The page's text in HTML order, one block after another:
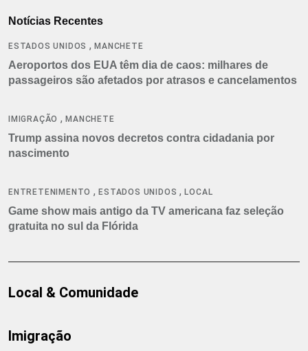
Notícias Recentes
ESTADOS UNIDOS ,MANCHETE
Aeroportos dos EUA têm dia de caos: milhares de
passageiros são afetados por atrasos e cancelamentos
IMIGRAÇÃO ,MANCHETE
Trump assina novos decretos contra cidadania por
nascimento
ENTRETENIMENTO ,ESTADOS UNIDOS ,LOCAL
Game show mais antigo da TV americana faz seleção
gratuita no sul da Flórida
Local & Comunidade
Imigração